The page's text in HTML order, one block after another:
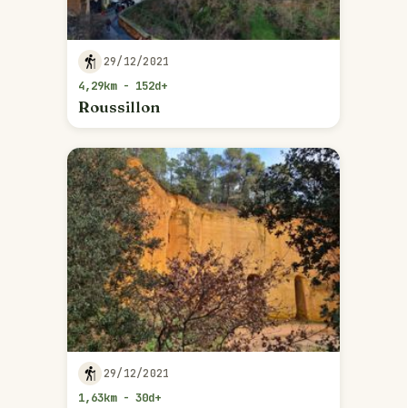
29/12/2021
4,29km - 152d+
Roussillon
29/12/2021
1,63km - 30d+